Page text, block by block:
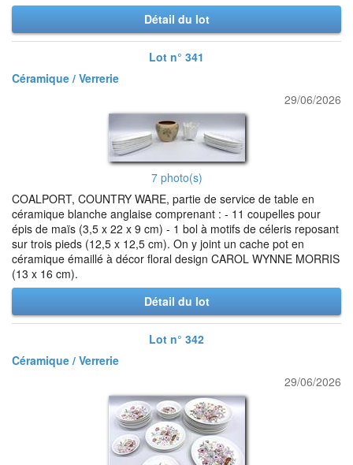
Détail du lot
Lot n° 341
Céramique / Verrerie
29/06/2026
7 photo(s)
COALPORT, COUNTRY WARE, partie de service de table en
céramique blanche anglaise comprenant : - 11 coupelles pour
épis de maïs (3,5 x 22 x 9 cm) - 1 bol à motifs de céleris reposant
sur trois pieds (12,5 x 12,5 cm). On y joint un cache pot en
céramique émaillé à décor floral design CAROL WYNNE MORRIS
(13 x 16 cm).
Détail du lot
Lot n° 342
Céramique / Verrerie
29/06/2026